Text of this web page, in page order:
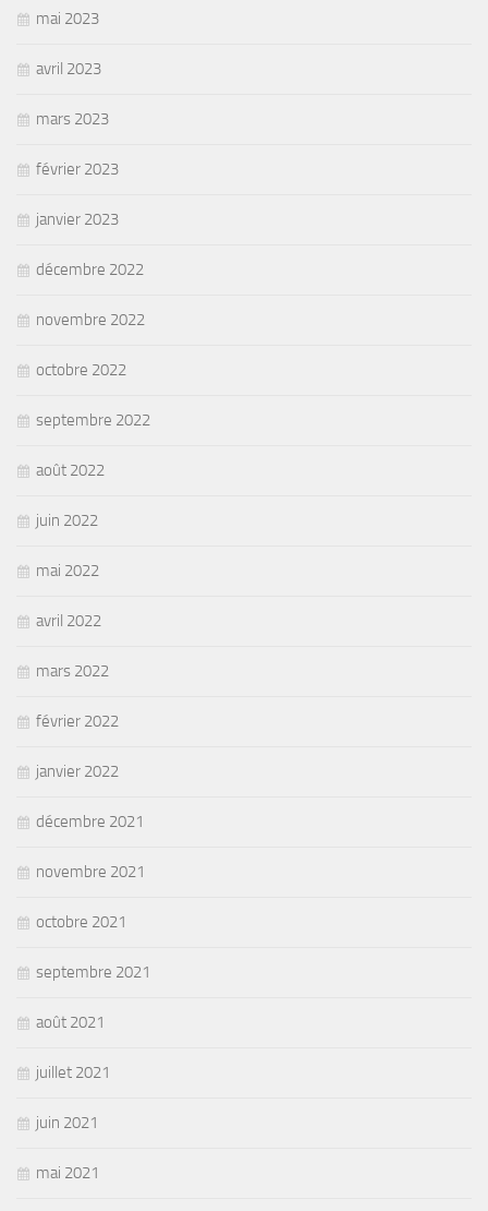
mai 2023
avril 2023
mars 2023
février 2023
janvier 2023
décembre 2022
novembre 2022
octobre 2022
septembre 2022
août 2022
juin 2022
mai 2022
avril 2022
mars 2022
février 2022
janvier 2022
décembre 2021
novembre 2021
octobre 2021
septembre 2021
août 2021
juillet 2021
juin 2021
mai 2021